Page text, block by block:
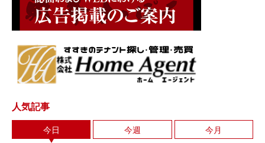
人気記事
今日 今週 今月